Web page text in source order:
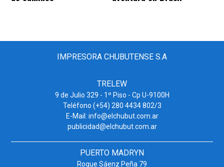
IMPRESORA CHUBUTENSE S.A
TRELEW
9 de Julio 329 - 1º Piso - Cp U-9100H
Teléfono (+54) 280 4434 802/3
E-Mail: info@elchubut.com.ar
publicidad@elchubut.com.ar
PUERTO MADRYN
Roque Sáenz Peña 79